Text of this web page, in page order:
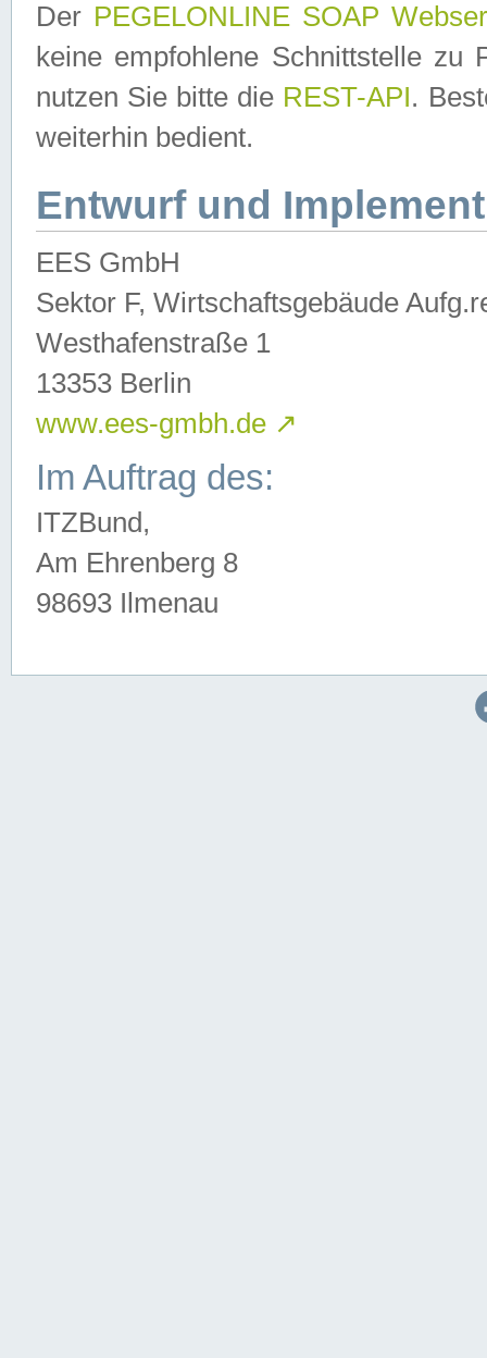
Der PEGELONLINE SOAP
keine empfohlene Schnittstelle zu
nutzen Sie bitte die REST-API.
weiterhin bedient.
Entwurf und
EES GmbH
Sektor F, Wirtschaftsgebäude
Westhafenstraße 1
13353 Berlin
www.ees-gmbh.de ↗
Im Auftrag des:
ITZBund,
Am Ehrenberg 8
98693 Ilmenau